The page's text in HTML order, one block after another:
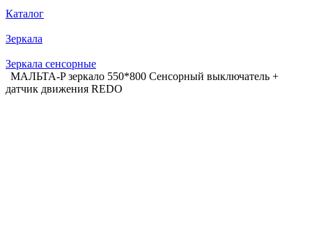
Каталог
Зеркала
Зеркала сенсорные
МАЛЬТА-P зеркало 550*800 Сенсорный выключатель +
датчик движения REDO